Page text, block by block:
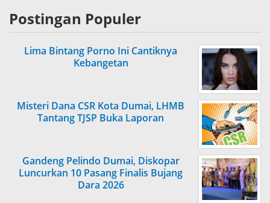
Postingan Populer
Lima Bintang Porno Ini Cantiknya
Kebangetan
Misteri Dana CSR Kota Dumai, LHMB
Tantang TJSP Buka Laporan
Gandeng Pelindo Dumai, Diskopar
Luncurkan 10 Pasang Finalis Bujang
Dara 2026